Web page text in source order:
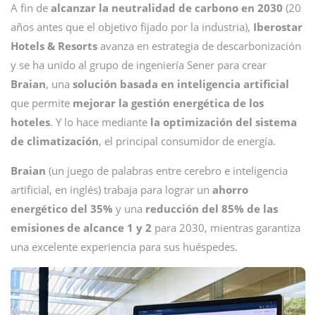
A fin de alcanzar la neutralidad de carbono en 2030 (20
años antes que el objetivo fijado por la industria), Iberostar
Hotels & Resorts avanza en estrategia de descarbonización
y se ha unido al grupo de ingeniería Sener para crear
Braian, una solución basada en inteligencia artificial
que permite mejorar la gestión energética de los
hoteles. Y lo hace mediante la optimización del sistema
de climatización, el principal consumidor de energía.
Braian (un juego de palabras entre cerebro e inteligencia
artificial, en inglés) trabaja para lograr un ahorro
energético del 35% y una reducción del 85% de las
emisiones de alcance 1 y 2 para 2030, mientras garantiza
una excelente experiencia para sus huéspedes.